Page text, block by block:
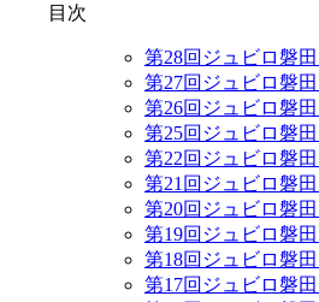
目次
第28回ジュビロ磐
第27回ジュビロ磐
第26回ジュビロ磐
第25回ジュビロ磐
第22回ジュビロ磐
第21回ジュビロ磐
第20回ジュビロ磐
第19回ジュビロ磐
第18回ジュビロ磐
第17回ジュビロ磐